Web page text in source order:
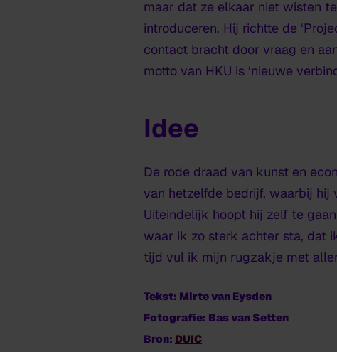
maar dat ze elkaar niet wisten
introduceren. Hij richtte de
contact bracht door vraag en
motto van HKU is ‘nieuwe
Idee
De rode draad van kunst en
van hetzelfde bedrijf, waarbij hij
Uiteindelijk hoopt hij zelf te
waar ik zo sterk achter sta, dat
tijd vul ik mijn rugzakje met
Tekst: Mirte van Eysden
Fotografie: Bas van Setten
Bron: DUIC